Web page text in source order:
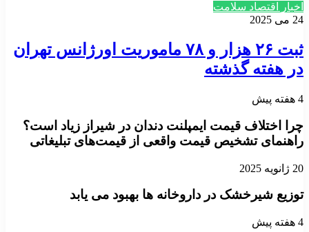
اخبار اقتصاد سلامت
24 می 2025
ثبت ۲۶ هزار و ۷۸ ماموریت اورژانس تهران
در هفته گذشته
4 هفته پیش
چرا اختلاف قیمت ایمپلنت دندان در شیراز زیاد است؟
راهنمای تشخیص قیمت واقعی از قیمت‌های تبلیغاتی
20 ژانویه 2025
توزیع شیرخشک در داروخانه ها بهبود می یابد
4 هفته پیش